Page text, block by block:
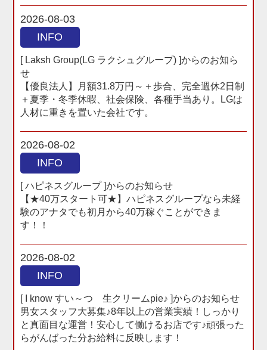
2026-08-03
INFO
[ Laksh Group(LG ラクシュグループ) ]からのお知ら
せ
【優良法人】月額31.8万円～＋歩合、完全週休2日制
＋夏季・冬季休暇、社会保険、各種手当あり。LGは
人材に重きを置いた会社です。
2026-08-02
INFO
[ ハピネスグループ ]からのお知らせ
【★40万スタート可★】ハピネスグループなら未経
験のアナタでも初月から40万稼ぐことができま
す！！
2026-08-02
INFO
[ I know すい～つ 生クリームpie♪ ]からのお知らせ
男女スタッフ大募集♪8年以上の営業実績！しっかり
と真面目な運営！安心して働けるお店です♪頑張った
らがんばった分お給料に反映します！